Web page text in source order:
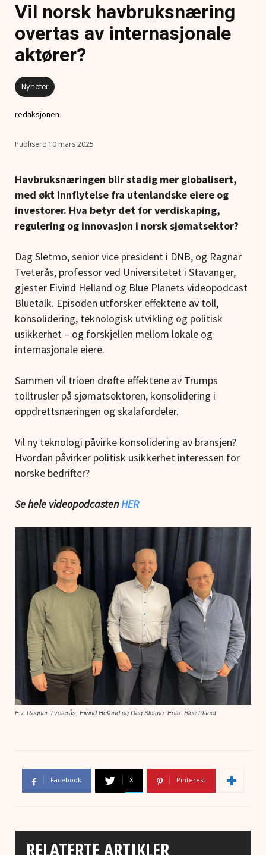
Vil norsk havbruksnæring
overtas av internasjonale
aktører?
Nyheter
redaksjonen
10 mars 2025
Havbruksnæringen blir stadig mer globalisert,
med økt innflytelse fra utenlandske eiere og
investorer. Hva betyr det for verdiskaping,
regulering og innovasjon i norsk sjømatsektor?
Dag Sletmo, senior vice president i DNB, og Ragnar
Tveterås, professor ved Universitetet i Stavanger,
gjester Eivind Helland og Blue Planets videopodcast
Bluetalk. Episoden utforsker effektene av toll,
konsolidering, teknologisk utvikling og politisk
usikkerhet – og forskjellen mellom lokale og
internasjonale eiere.
Sammen vil trioen drøfte effektene av Trumps
tolltrusler på sjømatsektoren, konsolidering i
oppdrettsnæringen og skalafordeler.
Vil ny teknologi påvirke konsolidering av bransjen?
Hvordan påvirker politisk usikkerhet interessen for
norske bedrifter?
Se hele videopodcastenHER
F.v. Ragnar Tveterås, Eivind Helland og Dag Sletmo. Foto: Blue Planet
Facebook X Pinterest